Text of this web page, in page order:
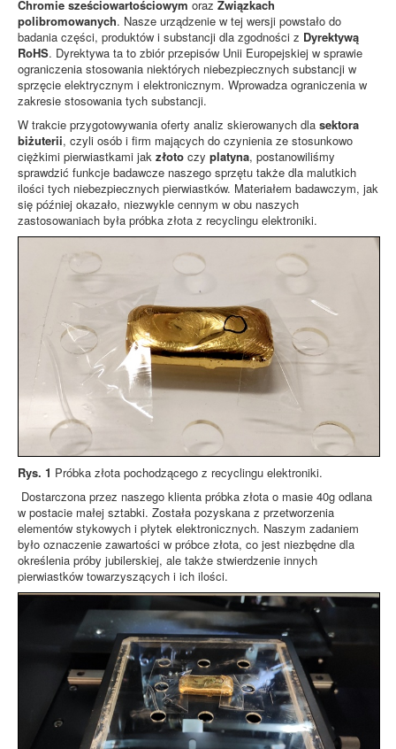
Chromie sześciowartościowym oraz Związkach
polibromowanych. Nasze urządzenie w tej wersji powstało do
badania części, produktów i substancji dla zgodności z Dyrektywą
RoHS. Dyrektywa ta to zbiór przepisów Unii Europejskiej w sprawie
ograniczenia stosowania niektórych niebezpiecznych substancji w
sprzęcie elektrycznym i elektronicznym. Wprowadza ograniczenia w
zakresie stosowania tych substancji.
W trakcie przygotowywania oferty analiz skierowanych dla sektora
biżuterii, czyli osób i firm mających do czynienia ze stosunkowo
ciężkimi pierwiastkami jak złoto czy platyna, postanowiliśmy
sprawdzić funkcje badawcze naszego sprzętu także dla malutkich
ilości tych niebezpiecznych pierwiastków. Materiałem badawczym, jak
się później okazało, niezwykle cennym w obu naszych
zastosowaniach była próbka złota z recyclingu elektroniki.
Rys. 1 Próbka złota pochodzącego z recyclingu elektroniki.
Dostarczona przez naszego klienta próbka złota o masie 40g odlana
w postacie małej sztabki. Została pozyskana z przetworzenia
elementów stykowych i płytek elektronicznych. Naszym zadaniem
było oznaczenie zawartości w próbce złota, co jest niezbędne dla
określenia próby jubilerskiej, ale także stwierdzenie innych
pierwiastków towarzyszących i ich ilości.